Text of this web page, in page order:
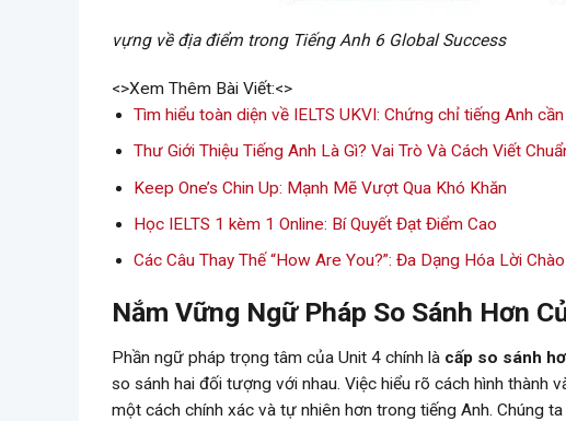
vựng về địa điểm trong Tiếng Anh 6 Global Success
<>Xem Thêm Bài Viết:<>
Tìm hiểu toàn diện về IELTS UKVI: Chứng chỉ tiếng Anh
Thư Giới Thiệu Tiếng Anh Là Gì? Vai Trò Và Cách Viết
Keep One’s Chin Up: Mạnh Mẽ Vượt Qua Khó Khăn
Học IELTS 1 kèm 1 Online: Bí Quyết Đạt Điểm Cao
Các Câu Thay Thế “How Are You?”: Đa Dạng Hóa Lời
Nắm Vững Ngữ Pháp So Sánh Hơn
Phần ngữ pháp trọng tâm của Unit 4 chính là cấp so sánh
so sánh hai đối tượng với nhau. Việc hiểu rõ cách hình
một cách chính xác và tự nhiên hơn trong tiếng Anh. Chúng